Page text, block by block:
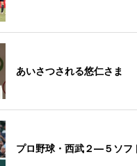
あいさつされる悠仁さま
プロ野球・西武２―５ソフ